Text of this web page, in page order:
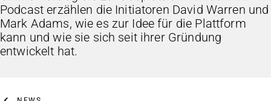
Podcast erzählen die Initiatoren David Warren und
Mark Adams, wie es zur Idee für die Plattform
kann und wie sie sich seit ihrer Gründung
entwickelt hat.